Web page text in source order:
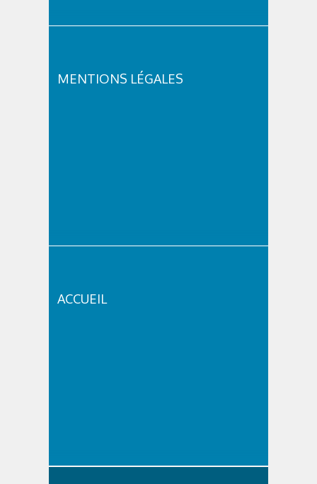
MENTIONS LÉGALES
ACCUEIL